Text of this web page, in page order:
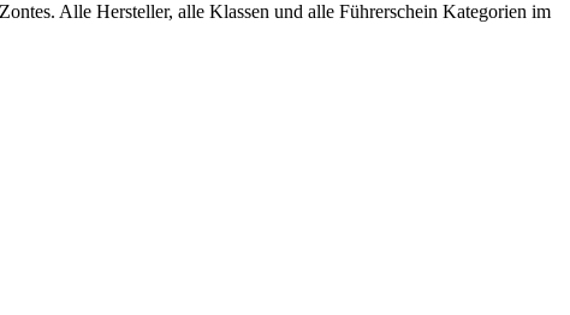
Alle Hersteller, alle Klassen und alle Führerschein Kategorien im